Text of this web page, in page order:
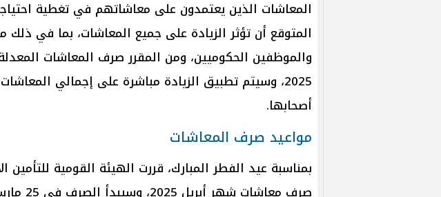
المعاشات الذين يعتمدون على معاشاتهم في تغطية
المتوقع أن تؤثر الزيادة على جميع المعاشات، بما في ذلك
والموظفين الحكوميين، ومن المقرر صرف المعاشات
2025، وسيتم تطبيق الزيادة مباشرة على إجمالي
أصحابها.
مواعيد صرف المعاشات
بمناسبة عيد الفطر المبارك، قررت الهيئة القومية